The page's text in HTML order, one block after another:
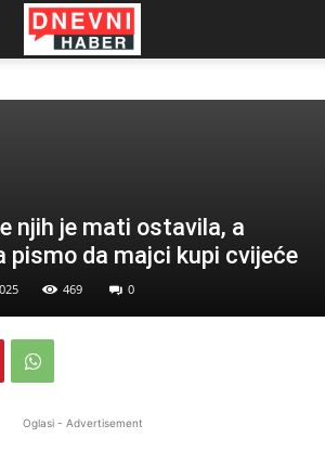
njih je mati ostavila, a
pismo da majci kupi cvijeće
469 0
Oglasi - Advertisement